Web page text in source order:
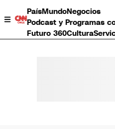
PaísMundoNegocios
Podcast y Programas
Futuro 360Cultura